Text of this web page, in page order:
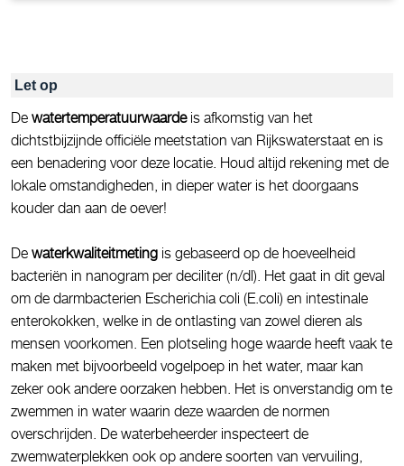
Let op
De watertemperatuurwaardeis afkomstig van het
dichtstbijzijnde officiële meetstation van Rijkswaterstaat en is
een benadering voor deze locatie. Houd altijd rekening met de
lokale omstandigheden, in dieper water is het doorgaans
kouder dan aan de oever!
De waterkwaliteitmeting is gebaseerd op de hoeveelheid
bacteriën in nanogram per deciliter (n/dl). Het gaat in dit geval
om de darmbacterien Escherichia coli (E.coli) en intestinale
enterokokken, welke in de ontlasting van zowel dieren als
mensen voorkomen. Een plotseling hoge waarde heeft vaak te
maken met bijvoorbeeld vogelpoep in het water, maar kan
zeker ook andere oorzaken hebben. Het is onverstandig om te
zwemmen in water waarin deze waarden de normen
overschrijden. De waterbeheerder inspecteert de
zwemwaterplekken ook op andere soorten van vervuiling,